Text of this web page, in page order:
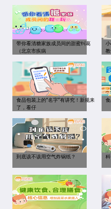
带你看清糖家族成员间的甜蜜纠葛
（北京市疾病
食品包装上的“名字”有讲究！新规来
了，看仔
到底该不该用空气炸锅纸？